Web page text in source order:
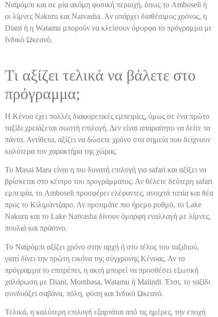
Ναϊρόμπι και σε μία ακόμη φυσική περιοχή, όπως το Amboseli ή
οι λίμνες Nakuru και Naivasha. Αν υπάρχει διαθέσιμος χρόνος, η
Diani ή η Watamu μπορούν να κλείσουν όμορφα το πρόγραμμα με
Ινδικό Ωκεανό.
Τι αξίζει τελικά να βάλετε στο
πρόγραμμα;
Η Κένυα έχει πολλές διαφορετικές εμπειρίες, όμως σε ένα πρώτο
ταξίδι χρειάζεται σωστή επιλογή. Δεν είναι απαραίτητο να δείτε τα
πάντα. Αντίθετα, αξίζει να δώσετε χρόνο στα σημεία που δείχνουν
καλύτερα τον χαρακτήρα της χώρας.
Το Masai Mara είναι η πιο δυνατή επιλογή για safari και αξίζει να
βρίσκεται στο κέντρο του προγράμματος. Αν θέλετε δεύτερη safari
εμπειρία, το Amboseli προσφέρει ελέφαντες, ανοιχτά τοπία και θέα
προς το Κιλιμάντζαρο. Αν προτιμάτε πιο ήρεμο ρυθμό, το Lake
Nakuru και το Lake Naivasha δίνουν όμορφη εναλλαγή με λίμνες,
πουλιά και πράσινο.
Το Ναϊρόμπι αξίζει χρόνο στην αρχή ή στο τέλος του ταξιδιού,
γιατί δίνει την πρώτη εικόνα της σύγχρονης Κένυας. Αν το
πρόγραμμα το επιτρέπει, η ακτή μπορεί να προσθέσει εξωτική
χαλάρωση με Diani, Mombasa, Watamu ή Malindi. Έτσι, το ταξίδι
συνδυάζει σαβάνα, πόλη, φύση και Ινδικό Ωκεανό.
Τελικά, η καλύτερη επιλογή εξαρτάται από τις ημέρες, την εποχή